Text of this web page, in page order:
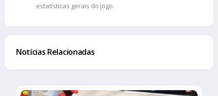
estatísticas gerais do jogo.
Notícias Relacionadas